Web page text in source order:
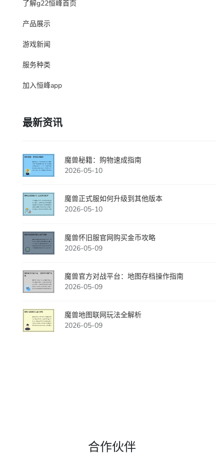
了解g22恒峰首页
产品展示
游戏新闻
服务种类
加入恒峰app
最新资讯
魔兽秘籍：购物速成指南
2026-05-10
魔兽正式服如何升级到其他版本
2026-05-10
魔兽怀旧服官网购买金币攻略
2026-05-09
魔兽官方对战平台：地图存档操作指南
2026-05-09
魔兽地图联网玩法全解析
2026-05-09
合作伙伴